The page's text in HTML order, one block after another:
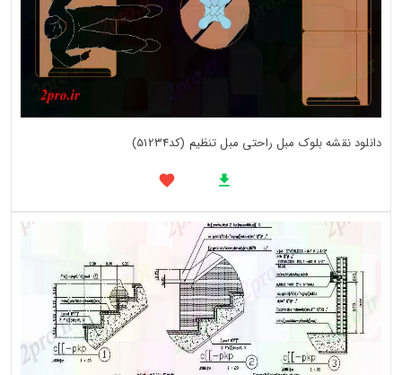
دانلود نقشه بلوک مبل راحتی مبل تنظیم (کد51234)